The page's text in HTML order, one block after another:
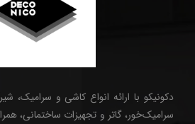
دکونیکو با ارائه انواع کاشی و سرامیک،
سرامیک‌خور، گاتر و تجهیزات ساختمانی،